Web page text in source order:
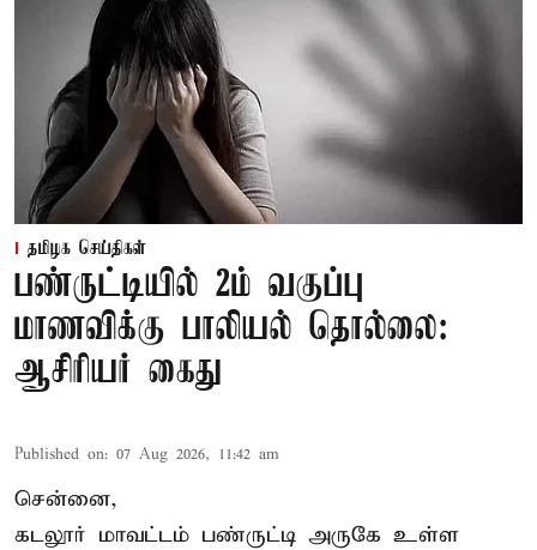
தமிழக செய்திகள்
பண்ருட்டியில் 2ம் வகுப்பு
மாணவிக்கு பாலியல் தொல்லை:
ஆசிரியர் கைது
Published on: 07 Aug 2026, 11:42 am
சென்னை,
கடலூர் மாவட்டம் பண்ருட்டி அருகே உள்ள